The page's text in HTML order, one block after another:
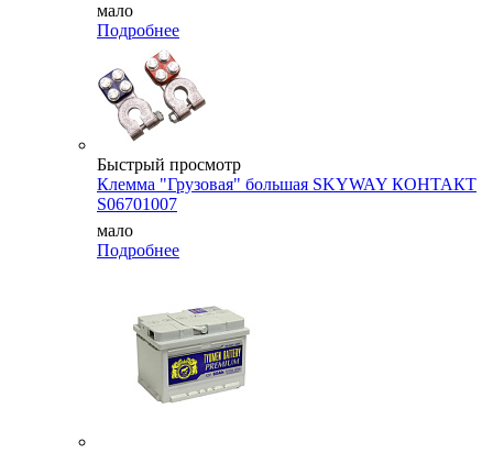
мало
Подробнее
Быстрый просмотр
Клемма "Грузовая" большая SKYWAY КОНТАКТ
S06701007
мало
Подробнее